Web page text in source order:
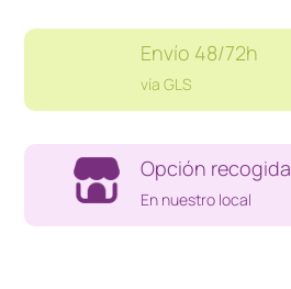
Envío 48/72h
vía GLS
Opción recogida
En nuestro local